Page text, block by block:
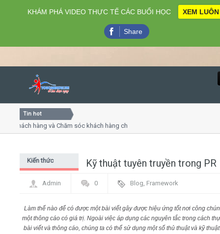
Close
Lịch khai giảng
Tin hot
hàng và Chăm sóc khách hàng chuyên nghiệp
Kỹ thuật tuyên truyền trong PR
Kiến thức
Marketing - PR
Admin 0 Blog, Framework
Làm thế nào để có được một bài viết gây được hiệu ứng tốt nơi công
một thông cáo có giá trị. Ngoài việc áp dụng các nguyên tắc trong cách
bài viết và thông cáo, chúng ta có thể sử dụng một số thủ thuật và kỹ
KHÁM PHÁ VIDEO THỰC TẾ CÁC BUỔI HỌC XEM LUÔN
Share